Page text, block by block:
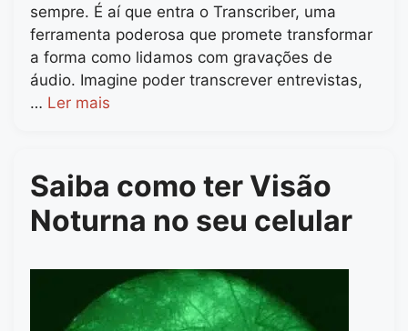
sempre. É aí que entra o Transcriber, uma
ferramenta poderosa que promete transformar
a forma como lidamos com gravações de
áudio. Imagine poder transcrever entrevistas,
… Ler mais
Saiba como ter Visão
Noturna no seu celular